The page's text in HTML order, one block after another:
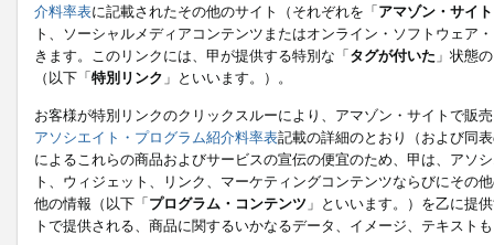
介料率表に記載されたその他のサイト（それぞれを「アマゾン・サイト
ト、ソーシャルメディアコンテンツまたはオンライン・ソフトウェア
きます。このリンクには、甲が提供する特別な「タグが付いた 」状態
（以下「特別リンク 」といいます。）。
お客様が特別リンクのクリックスルーにより、アマゾン・サイトで販
アソシエイト・プログラム紹介料率表記載の詳細のとおり（および同
によるこれらの商品およびサービスの宣伝の便宜のため、甲は、アソ
ト、ウィジェット、リンク、マーケティングコンテンツならびにその
他の情報（以下「プログラム・コンテンツ 」といいます。）を乙に提
トで提供される、商品に関するいかなるデータ、イメージ、テキス